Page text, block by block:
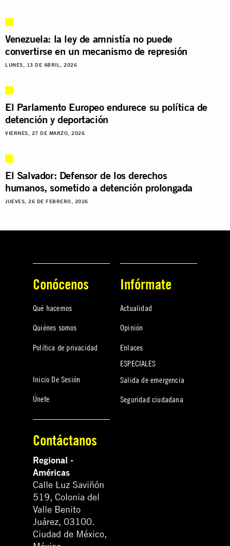
Venezuela: la ley de amnistía no puede
convertirse en un mecanismo de represión
LUNES, 13 DE ABRIL, 2026
El Parlamento Europeo endurece su política de
detención y deportación
VIERNES, 27 DE MARZO, 2026
El Salvador: Defensor de los derechos
humanos, sometido a detención prolongada
JUEVES, 26 DE FEBRERO, 2026
Conócenos
Qué hacemos
Quiénes somos
Política de privacidad
Inicio De Sesión
Únete
Infórmate
Actualidad
Opinión
Enlaces
ESPECIALES
Salida de emergencia
Seguridad ciudadana
Contáctanos
Regional -
Américas
Calle Luz Saviñón
519, Colonia del
Valle Benito
Juárez, 03100.
Ciudad de México,